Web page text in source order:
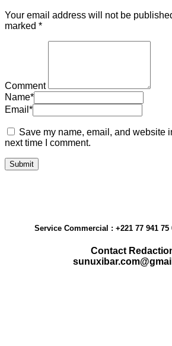
Your email address will not be
marked *
Comment
Name*
Email *
Save my name, email, and website
next time I comment.
Service Commercial : +221 77 941 75
Contact